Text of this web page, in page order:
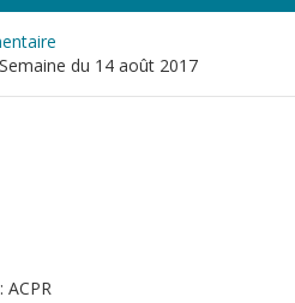
du 14 août 2017